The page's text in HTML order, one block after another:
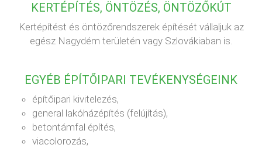
KERTÉPÍTÉS, ÖNTÖZÉS, ÖNTÖZŐKÚT
Kertépítést és öntözőrendszerek építését vállaljuk az
egész Nagydém területén vagy Szlovákiaban is.
EGYÉB ÉPÍTŐIPARI TEVÉKENYSÉGEINK
építőipari kivitelezés,
general lakóházépítés (felújítás),
betontámfal építés,
viacolorozás,